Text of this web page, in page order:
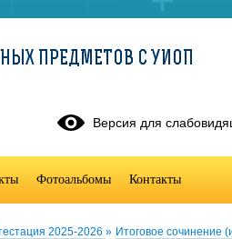
2025-2026 » Итоговое сочинение
ПРЕДМЕТОВ С УИОП
Версия для
Фотоальбомы Контакты